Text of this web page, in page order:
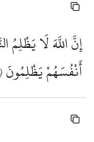
إِنَّ اللَّهَ لَا
أَنْفُسَهُمْ يَظْلِمُونَ